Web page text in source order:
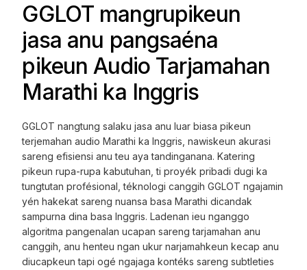
GGLOT mangrupikeun
jasa anu pangsaéna
pikeun Audio Tarjamahan
Marathi ka Inggris
GGLOT nangtung salaku jasa anu luar biasa pikeun
terjemahan audio Marathi ka Inggris, nawiskeun akurasi
sareng efisiensi anu teu aya tandinganana. Katering
pikeun rupa-rupa kabutuhan, ti proyék pribadi dugi ka
tungtutan profésional, téknologi canggih GGLOT ngajamin
yén hakekat sareng nuansa basa Marathi dicandak
sampurna dina basa Inggris. Ladenan ieu nganggo
algoritma pangenalan ucapan sareng tarjamahan anu
canggih, anu henteu ngan ukur narjamahkeun kecap anu
diucapkeun tapi ogé ngajaga kontéks sareng subtleties